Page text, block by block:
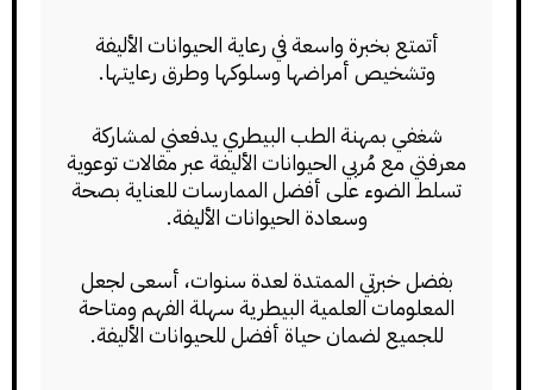
أتمتع بخبرة واسعة في رعاية الحيوانات الأليفة
وتشخيص أمراضها وسلوكها وطرق رعايتها.
شغفي بمهنة الطب البيطري يدفعني لمشاركة
معرفتي مع مُربي الحيوانات الأليفة عبر مقالات توعوية
تسلط الضوء على أفضل الممارسات للعناية بصحة
وسعادة الحيوانات الأليفة.
بفضل خبرتي الممتدة لعدة سنوات، أسعى لجعل
المعلومات العلمية البيطرية سهلة الفهم ومتاحة
للجميع لضمان حياة أفضل للحيوانات الأليفة.